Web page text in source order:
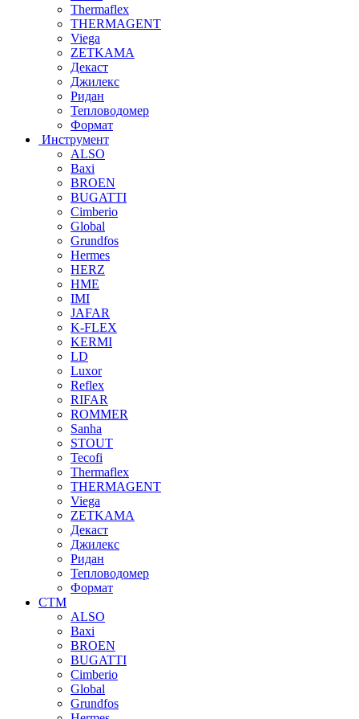
Thermaflex
THERMAGENT
Viega
ZETKAMA
Декаст
Джилекс
Ридан
Тепловодомер
Формат
Инструмент
ALSO
Baxi
BROEN
BUGATTI
Cimberio
Global
Grundfos
Hermes
HERZ
HME
IMI
JAFAR
K-FLEX
KERMI
LD
Luxor
Reflex
RIFAR
ROMMER
Sanha
STOUT
Tecofi
Thermaflex
THERMAGENT
Viega
ZETKAMA
Декаст
Джилекс
Ридан
Тепловодомер
Формат
СТМ
ALSO
Baxi
BROEN
BUGATTI
Cimberio
Global
Grundfos